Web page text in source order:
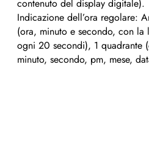
contenuto del display digitale).
Indicazione dell’ora regolare:
(ora, minuto e secondo, con la
ogni 20 secondi), 1 quadrante
minuto, secondo, pm, mese,